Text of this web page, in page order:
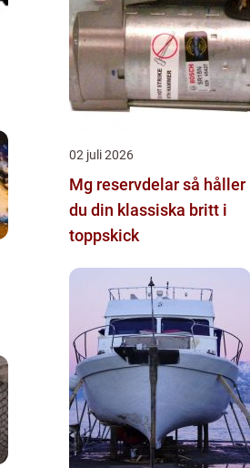
02 juli 2026
Mg reservdelar så håller
du din klassiska britt i
toppskick